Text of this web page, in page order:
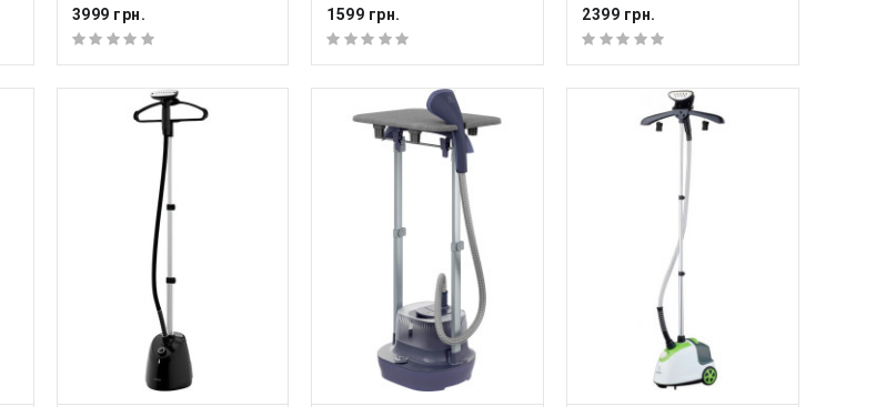
3999 грн. 1599 грн. 2399 грн.